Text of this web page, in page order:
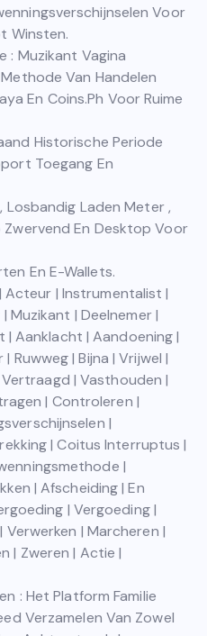
Voor
Winsten.
: Muzikant Vagina
Van Handelen
En Coins.Ph Voor Ruime
Historische Periode
Toegang En
Losbandig Laden Meter ,
En Desktop Voor
En E-Wallets.
Acteur | Instrumentalist |
Muzikant | Deelnemer |
| Aanklacht | Aandoening |
Ruwweg | Bijna | Vrijwel |
| Vasthouden |
| Controleren |
|
| Coitus Interruptus |
|
| Afscheiding | En
| Vergoeding |
Verwerken | Marcheren |
| Zweren | Actie |
: Het Platform Familie
Verzamelen Van Zowel